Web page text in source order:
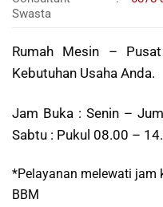
Swasta
Rumah Mesin –
Kebutuhan Usaha Anda.
Jam Buka : Senin –
Sabtu : Pukul 08.00 –
*Pelayanan melewati jam
BBM